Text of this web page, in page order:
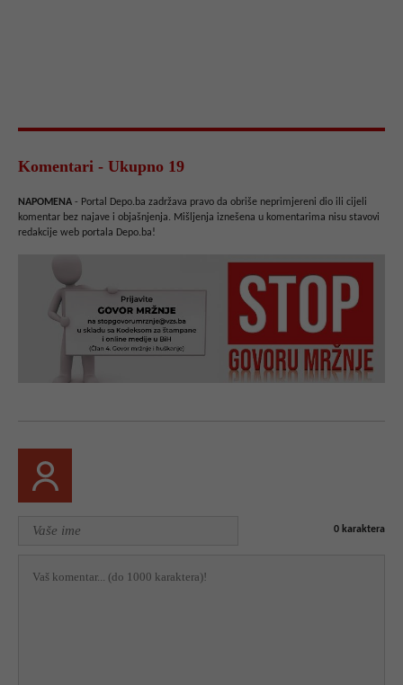
Komentari - Ukupno 19
NAPOMENA - Portal Depo.ba zadržava pravo da obriše neprimjereni dio ili cijeli
komentar bez najave i objašnjenja. Mišljenja iznešena u komentarima nisu stavovi
redakcije web portala Depo.ba!
0 karaktera